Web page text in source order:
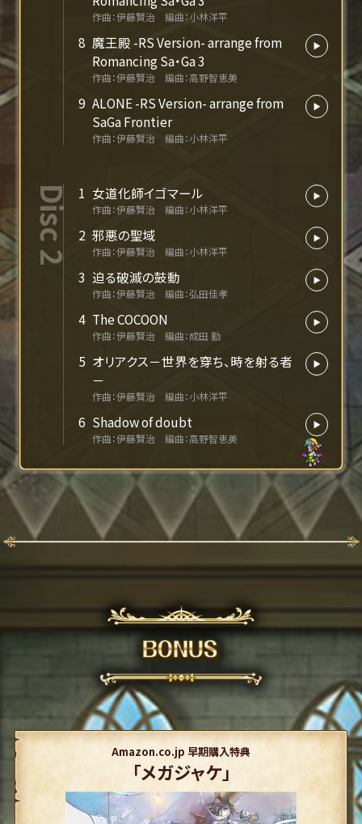
作曲：伊藤賢治 編曲：小林洋平
8 魔王殿 -RS Version- arrange from
Romancing Sa・Ga 3
作曲：伊藤賢治 編曲：高野智恵美
9 ALONE -RS Version- arrange from
SaGa Frontier
作曲：伊藤賢治 編曲：小林洋平
Disc 2 1 女道化師イゴマール
作曲：伊藤賢治 編曲：小林洋平
2 邪悪の聖域
作曲：伊藤賢治 編曲：小林洋平
3 迫る破滅の鼓動
作曲：伊藤賢治 編曲：弘田佳孝
4 The COCOON
作曲：伊藤賢治 編曲：成田 勤
5 オリアクス－世界を穿ち、時を射る者
－
作曲：伊藤賢治 編曲：小林洋平
6 Shadow of doubt
作曲：伊藤賢治 編曲：高野智恵美
Amazon.co.jp 早期購入特典
「メガジャケ」